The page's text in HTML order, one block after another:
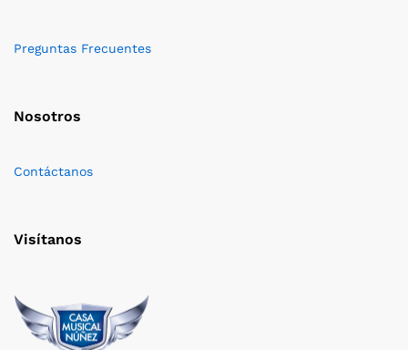
Preguntas Frecuentes
Nosotros
Contáctanos
Visítanos